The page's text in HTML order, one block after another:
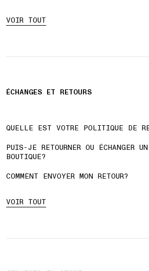
VOIR TOUT
ÉCHANGES ET RETOURS
QUELLE EST VOTRE POLITIQUE DE
PUIS-JE RETOURNER OU ÉCHANGER
BOUTIQUE?
COMMENT ENVOYER MON RETOUR?
VOIR TOUT